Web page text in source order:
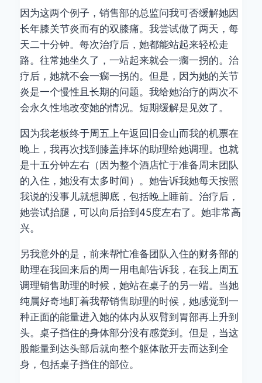
因为这两个例子，销售部的总监问我可否缓解她因
长年膝关节炎而有的双膝痛。我尝试做了两天，每
天二十分钟。每次治疗后，她都能站起来轻松走
路。往常她坐久了，一站起来就会一瘸一拐的。治
疗后，她就不会一瘸一拐的。但是，因为她的关节
炎是一个慢性且长期的问题。我给她治疗的两次不
会永久性地改变她的情况。短期缓解是见效了。
因为我老板终于周五上午返回旧金山而我的机票在
晚上，我再次找到膝盖摔坏的助理给她调理。也就
是十五分钟左右（因为整个酒店忙于准备周末团队
的入住，她没有太多时间）。她告诉我她每天按照
我说的没事儿就想脚底，包括晚上睡前。治疗后，
她尝试抬腿，可以向后抬到45度左右了。她非常高
兴。
另我意外的是，前来帮忙准备团队入住的财务部的
助理在我回来后的周一用电邮告诉我，在我上周五
调理销售助理的时候，她站在桌子的另一端。当她
纯属好奇地盯着我帮销售助理的时候，她感觉到一
种正面的能量进入她的体内从双臂到胃部再上升到
头。桌子挡住的身体部分没有感觉到。但是，当这
股能量到达头部后就向整个躯体散开去而达到全
身，包括桌子挡住的部位。